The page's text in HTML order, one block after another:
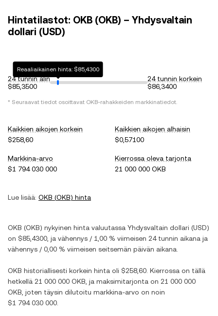
Hintatilastot: OKB (OKB) – Yhdysvaltain
dollari (USD)
24 tunnin alin
$85,3500
Reaaliaikainen hinta: $85,4300
24 tunnin korkein
$86,3400
* Seuraavat tiedot osoittavat OKB-rahakkeiden markkinatiedot.
Kaikkien aikojen korkein
$258,60
Kaikkien aikojen alhaisin
$0,57100
Markkina-arvo
$1 794 030 000
Kierrossa oleva tarjonta
21 000 000 OKB
Lue lisää: OKB (OKB) hinta
OKB (OKB) nykyinen hinta valuutassa Yhdysvaltain dollari (USD)
on $85,4300 , ja vähennys / 1,00 % viimeisen 24 tunnin aikana ja
vähennys / 0,00 % viimeisen seitsemän päivän aikana.
OKB historiallisesti korkein hinta oli $258,60 . Kierrossa on tällä
hetkellä 21 000 000 OKB , ja maksimitarjonta on 21 000 000
OKB , joten täysin dilutoitu markkina-arvo on noin
$1 794 030 000